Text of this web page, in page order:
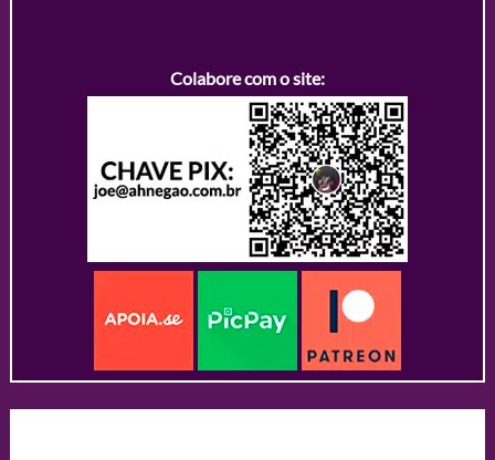
Colabore com o site: